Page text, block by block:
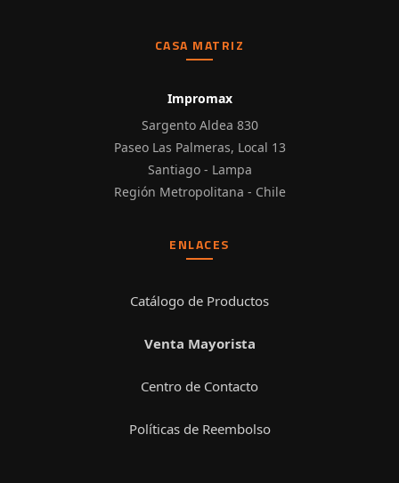
CASA MATRIZ
Impromax
Sargento Aldea 830
Paseo Las Palmeras, Local 13
Santiago - Lampa
Región Metropolitana - Chile
ENLACES
Catálogo de Productos
Venta Mayorista
Centro de Contacto
Políticas de Reembolso